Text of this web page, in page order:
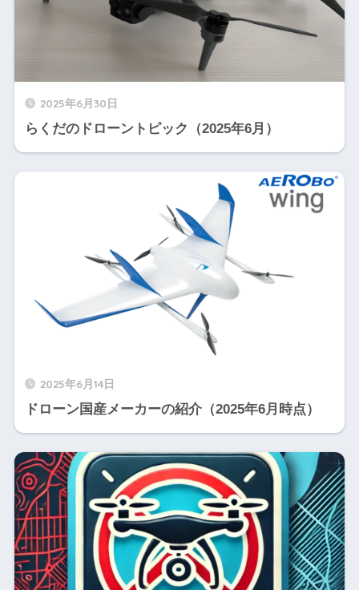
2025年6月30日
らくだのドローントピック（2025年6月）
2025年6月14日
ドローン国産メーカーの紹介（2025年6月時点）